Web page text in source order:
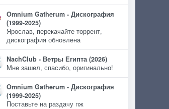
Omnium Gatherum - Дискография
(1999-2025)
Ярослав, перекачайте торрент,
дискография обновлена
NachClub - Ветры Египта (2026)
Мне зашел, спасибо, оригинально!
Omnium Gatherum - Дискография
(1999-2025)
Поставьте на раздачу пж